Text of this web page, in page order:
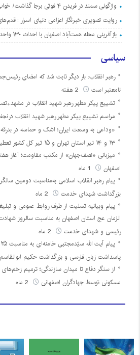
واژگونی سمند در فریدن ۴ فوتی برجا گذاشت/ خواب‌آلودگی راننده حادثه‌ساز شد
روایت تصویری خبرنگار اعزامی دنیای اسرار :
بازآفرینی محله همت‌آباد اصفهان با احداث ۱۳۰ واحد مسکونی جدید آغاز می‌شود
سیاسی
رهبر انقلاب: بار دیگر ثابت شد که امضای
نامعتبر است
تشییع پیکر مطهر رهبر شهید انقلاب در
مراسم تشییع پیکر مطهر رهبر شهید انقلاب
«وداعی به وسعت ایران؛ اشک و حماسه در
۱۳ و ۱۴ تیر استان تهران و ۱۵ تیر کل کشور تعطیل است
میزبانی «نصف‌جهان» از مکتب مقاومت؛ آغاز
اصفهان
پیام رهبر انقلاب اسلامی به‌مناسبت دومین
بزرگداشت شهدای خدمت
پیام وبیانیه تسلیت از طرف روابط عمومی و
الزمان عج استان اصفهان به مناسبت سالروز
رئیسی و شهدای خدمت
پاسداشت زبان فارسی و بزرگداشت حکیم
مسکونی توسط جهادگران اصفهانی